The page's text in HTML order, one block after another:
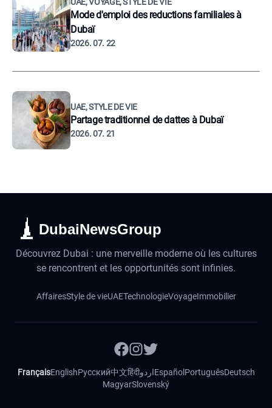
Mode d'emploi des reductions familiales à
Dubaï
2026. 07. 22
UAE, STYLE DE VIE
Partage traditionnel de dattes à Dubaï
2026. 07. 21
DubaiNewsGroup
Découvrez Dubai : une merveille moderne où les cultures
se rencontrent et les opportunités sont infinies.
AffairesStyle de vieUAETechnologieVoyageImmobilier
FrançaisEnglishРусский中文हिंदीاردوEspañol PortuguêsDeutsch
MagyarSlovenský